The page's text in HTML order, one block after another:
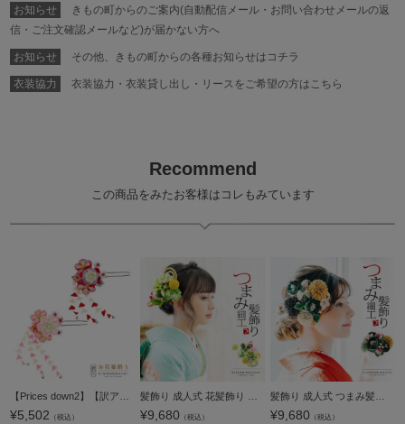
お知らせ
きもの町からのご案内(自動配信メール・お問い合わせメールの返
信・ご注文確認メールなど)が届かない方へ
お知らせ その他、きもの町からの各種お知らせはコチラ
衣装協力 衣装協力・衣装貸し出し・リースをご希望の方はこちら
Recommend
この商品をみたお客様はコレもみています
¥5,502 （税込） ¥9,680 （税込） ¥9,680 （税込）